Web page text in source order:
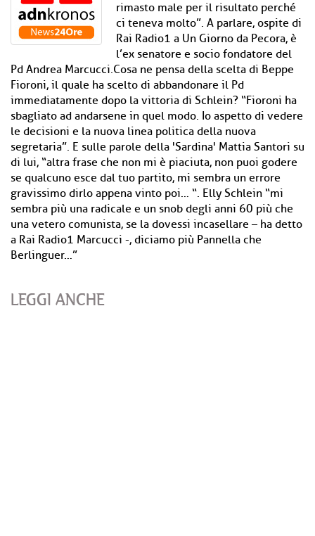
rimasto male per il risultato perché
ci teneva molto”. A parlare, ospite di
Rai Radio1 a Un Giorno da Pecora, è
l’ex senatore e socio fondatore del
Pd Andrea Marcucci.Cosa ne pensa della scelta di Beppe
Fioroni, il quale ha scelto di abbandonare il Pd
immediatamente dopo la vittoria di Schlein? “Fioroni ha
sbagliato ad andarsene in quel modo. Io aspetto di vedere
le decisioni e la nuova linea politica della nuova
segretaria”. E sulle parole della 'Sardina' Mattia Santori su
di lui, “altra frase che non mi è piaciuta, non puoi godere
se qualcuno esce dal tuo partito, mi sembra un errore
gravissimo dirlo appena vinto poi… “. Elly Schlein “mi
sembra più una radicale e un snob degli anni 60 più che
una vetero comunista, se la dovessi incasellare – ha detto
a Rai Radio1 Marcucci -, diciamo più Pannella che
Berlinguer…”
LEGGI ANCHE